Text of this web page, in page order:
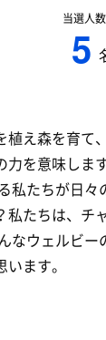
当選人数
5
植え森を育て
を意味しま
私たちが日
たちは、チ
なウェルビ
ます。